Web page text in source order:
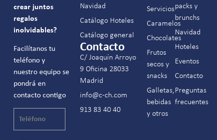
crear juntos
regalos
inolvidables?
Facilítanos tu
teléfono y
nuestro equipo se
pondrá en
contacto contigo
Navidad
Catálogo Hoteles
Catálogo general
Contacto
C/ Joaquín Arroyo
9 Oficina 28033
Madrid
info@c-ch.com
913 83 40 40
Servicios
Caramelos
Chocolates
Frutos
secos y
snacks
Galletas,
bebidas
y otros
packs y
brunchs
Navidad
Hoteles
Eventos
Contacto
Preguntas
frecuentes